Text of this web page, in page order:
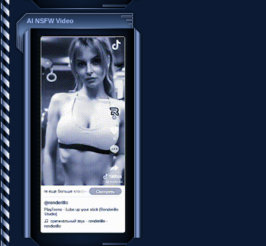
AI NSFW Video